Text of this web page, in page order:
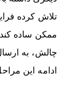
تلاش کرده
ممکن ساده کند
چالش، به
ادامه این